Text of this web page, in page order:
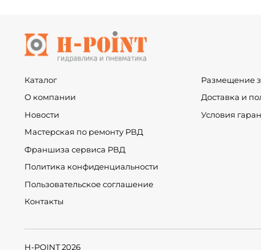
Каталог
О компании
Новости
Мастерская по ремонту РВД
Франшиза сервиса РВД
Политика конфиденциальности
Пользовательское соглашение
Контакты
Размещение
Доставка и
Условия
H-POINT 2026